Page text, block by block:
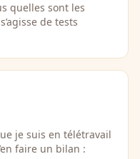
quelles sont les
de tests
je suis en télétravail
faire un bilan :